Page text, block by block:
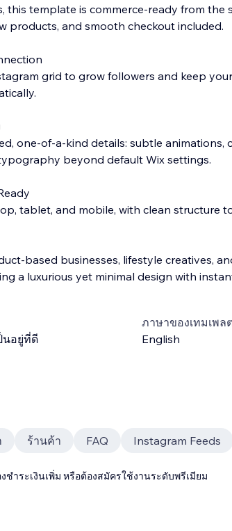
this template is commerce-ready from the
products, and smooth checkout included.
grid to grow followers and keep
one-of-a-kind details: subtle animations,
beyond default Wix settings.
tablet, and mobile, with clean structure
based businesses, lifestyle creatives,
a luxurious yet minimal design with
นอยู่ที่ดี
ภาษาของเทมเพล
English
ร้านค้า FAQ Instagram Feeds
ชำระเงินเพิ่ม หรือต้องสมัครใช้งานระดับพรีเมียม